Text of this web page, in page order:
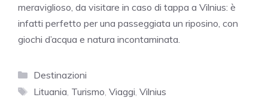
meraviglioso, da visitare in caso di tappa a Vilnius: è
infatti perfetto per una passeggiata un riposino, con
giochi d’acqua e natura incontaminata.
Categorie
Destinazioni
Tag
Lituania Turismo Viaggi Vilnius